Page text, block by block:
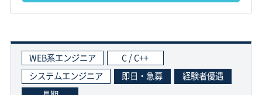
WEB系エンジニア
C / C++
システムエンジニア
即日・急募
経験者優遇